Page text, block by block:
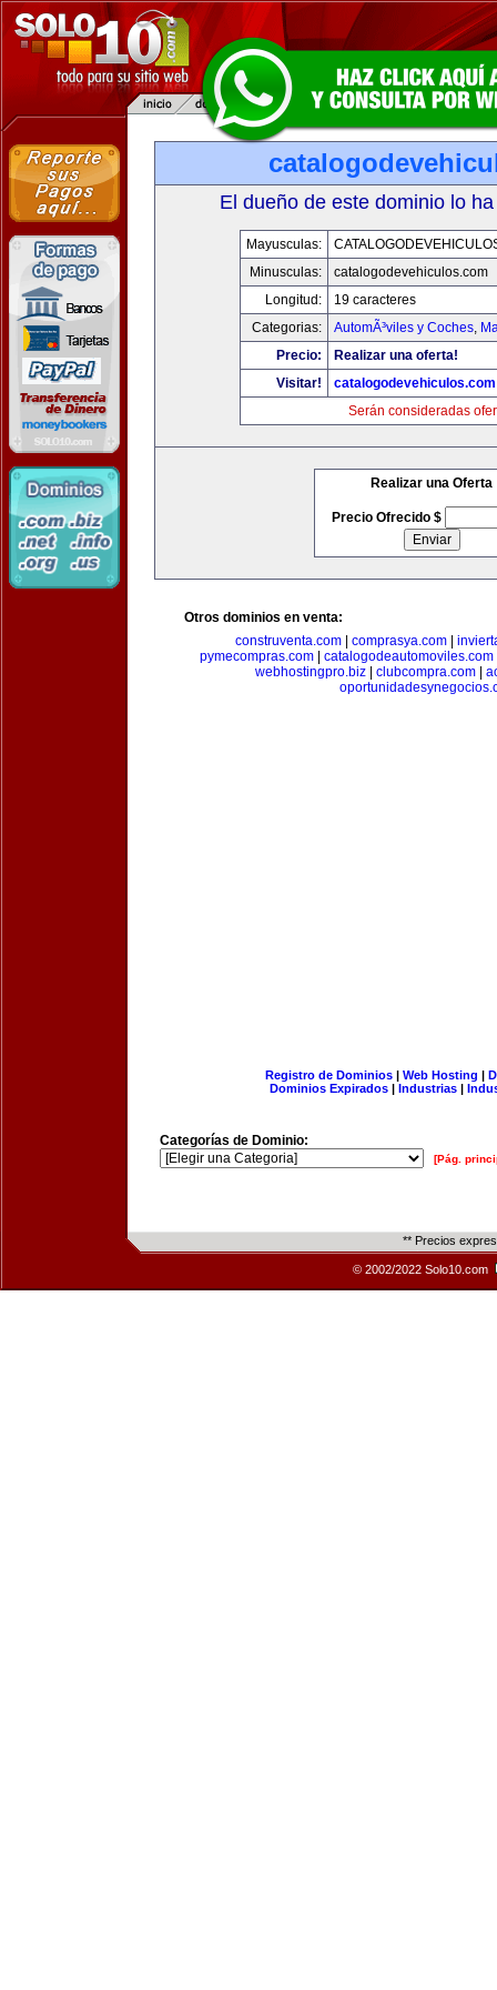
El dueño de este dominio lo
Mayusculas:
Minusculas:
catalogodevehiculos.com
Longitud:
19 caracteres
Categorias:
AutomÃ³viles y Coches,
Precio:
Realizar una oferta!
Visitar!
catalogodevehiculos.com
Serán consideradas
Realizar una Oferta
Precio Ofrecido $
Otros dominios en venta:
construventa.com| comprasya.com|
pymecompras.com| catalogodeautomoviles.com
webhostingpro.biz| clubcompra.com|
Registro de Dominios| Web Hosting |
Dominios Expirados | Industrias |
Categorías de Dominio:
[Pág.
** Precios
© 2002/2022 Solo10.com